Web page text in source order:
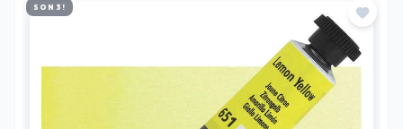
SON 3!